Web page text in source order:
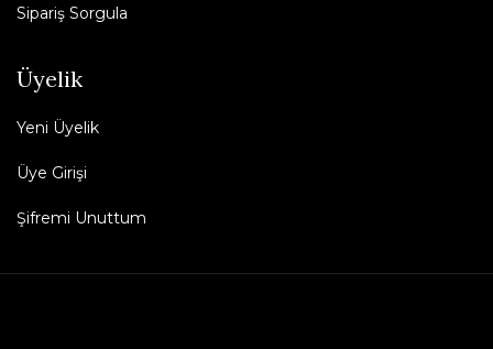
Sipariş Sorgula
Üyelik
Yeni Üyelik
Üye Girişi
Şifremi Unuttum